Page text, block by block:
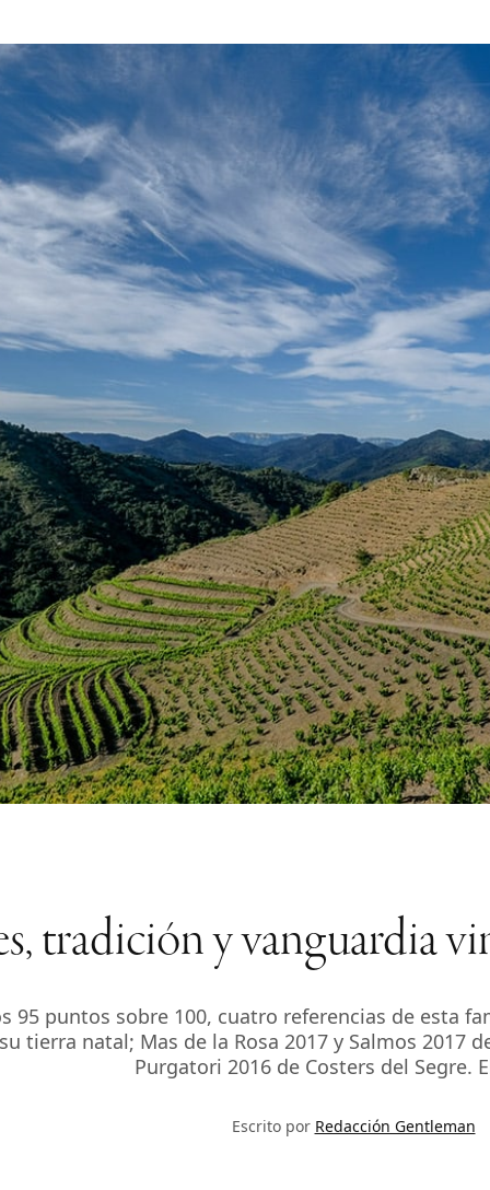
tradición y vanguardia
95 puntos sobre 100, cuatro referencias de esta
tierra natal; Mas de la Rosa 2017 y Salmos 2017
Purgatori 2016 de Costers del Segre.
Escrito por Redacción Gentleman